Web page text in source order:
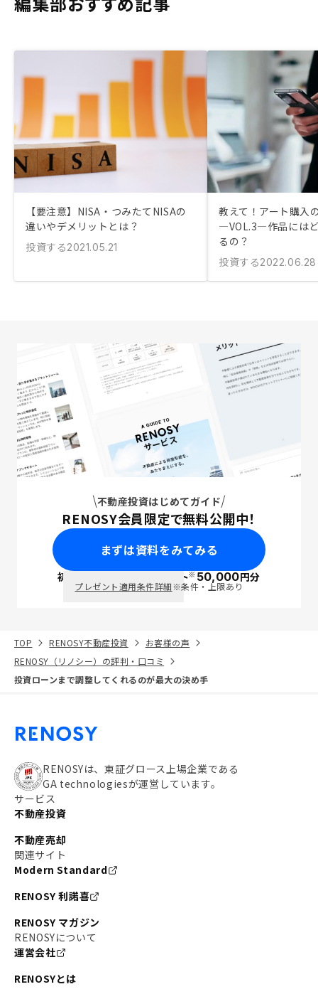
【要注意】NISA・つみたてNISAの
違いやデメリットとは？
投資する2021.05.21
教えて！アート購入
―VOL.3―作品には
るの？
投資する2022.06.28
不動産投資はじめてガイド
RENOSY会員限定で無料公開中！
まずは資料をみてみる
初回面談で ポイント※50,000円分
プレゼント適用条件詳細※条件・上限あり
TOP RENOSY不動産投資
お客様の声
RENOSY（リノシー）の評判・口コミ
投資ローンまで調整してくれるのが最大の決め手
RENOSYは、東証グロース上場企業である
GA technologiesが運営しています。
サービス
不動産投資
不動産売却
関連サイト
Modern Standard
RENOSY 利諾喜
RENOSY マガジン
RENOSYについて
運営会社
RENOSYとは